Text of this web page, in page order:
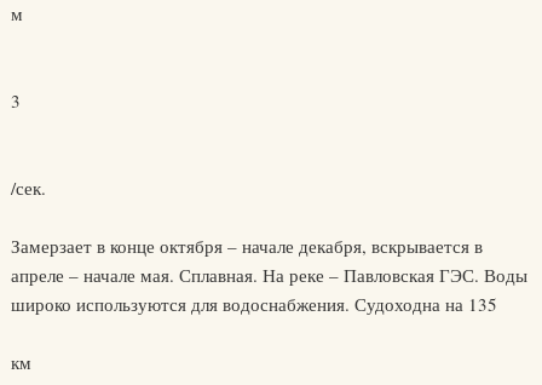
м
3
/сек.
Замерзает в конце октября – начале декабря, вскрывается в
апреле – начале мая. Сплавная. На реке – Павловская ГЭС. Воды
широко используются для водоснабжения. Судоходна на 135
км